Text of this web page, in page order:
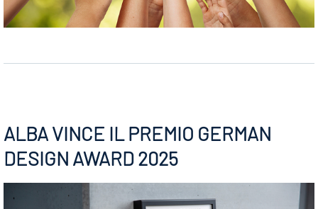
ALBA VINCE IL PREMIO GERMAN
DESIGN AWARD 2025